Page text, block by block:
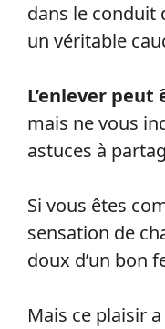
dans le conduit
un véritable
L’enlever
mais ne vous
astuces à
Si vous êtes
sensation de
doux d’un bon
Mais ce plaisir